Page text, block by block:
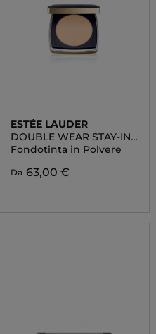
ESTÉE LAUDER
DOUBLE WEAR STAY-IN-
PLACE MATTE POWDER
FOUNDATION SPF10
Fondotinta in Polvere
Da 63,00 €